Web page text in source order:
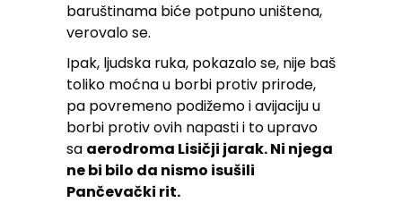
baruštinama biće potpuno uništena,
verovalo se.
Ipak, ljudska ruka, pokazalo se, nije baš
toliko moćna u borbi protiv prirode,
pa povremeno podižemo i avijaciju u
borbi protiv ovih napasti i to upravo
sa aerodroma Lisičji jarak. Ni njega
ne bi bilo da nismo isušili
Pančevački rit.